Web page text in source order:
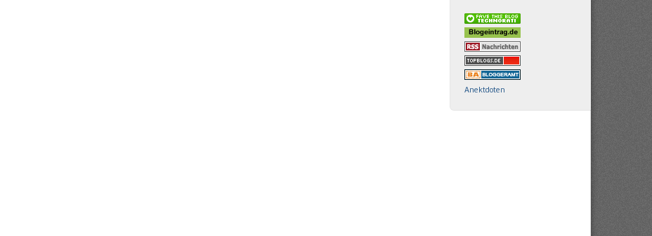
Anektdoten